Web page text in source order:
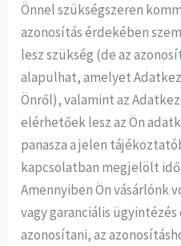
Önnel szükségszeren
azonosítás érdekében
lesz szükség (de az
alapulhat, amelyet
Önről), valamint az
elérhetőek lesz az Ön
panasza a jelen
kapcsolatban megjelölt
Amennyiben Ön vásárlónk
vagy garanciális
azonosítani, az